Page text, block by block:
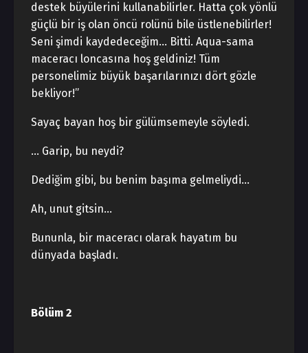
destek büyülerini kullanabilirler. Hatta çok yönlü
güçlü bir iş olan öncü rolünü bile üstlenebilirler!
Seni şimdi kaydedeceğim… Bitti. Aqua-sama
maceracı loncasına hoş geldiniz! Tüm
personelimiz büyük başarılarınızı dört gözle
bekliyor!”
Sayaç bayan hoş bir gülümsemeyle söyledi.
… Garip, bu neydi?
Dediğim gibi, bu benim başıma gelmeliydi…
Ah, unut gitsin…
Bununla, bir maceracı olarak hayatım bu
dünyada başladı.
Bölüm 2